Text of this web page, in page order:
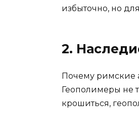
избыточно, но
2.
Почему римские
Геополимеры не
крошиться,